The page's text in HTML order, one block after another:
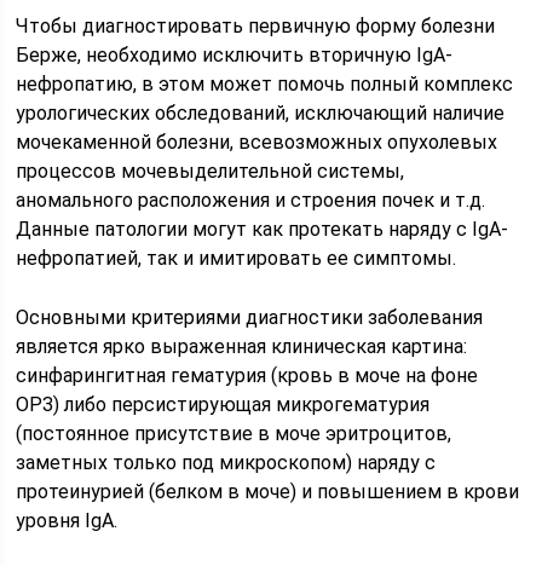
Чтобы диагностировать первичную форму болезни
Берже, необходимо исключить вторичную IgA-
нефропатию, в этом может помочь полный комплекс
урологических обследований, исключающий наличие
мочекаменной болезни, всевозможных опухолевых
процессов мочевыделительной системы,
аномального расположения и строения почек и т.д.
Данные патологии могут как протекать наряду с IgA-
нефропатией, так и имитировать ее симптомы.
Основными критериями диагностики заболевания
является ярко выраженная клиническая картина:
синфарингитная гематурия (кровь в моче на фоне
ОРЗ) либо персистирующая микрогематурия
(постоянное присутствие в моче эритроцитов,
заметных только под микроскопом) наряду с
протеинурией (белком в моче) и повышением в крови
уровня IgA.